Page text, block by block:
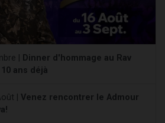
|
Dinner d'hommage au Rav
ans déjà
| Venez rencontrer le Admour